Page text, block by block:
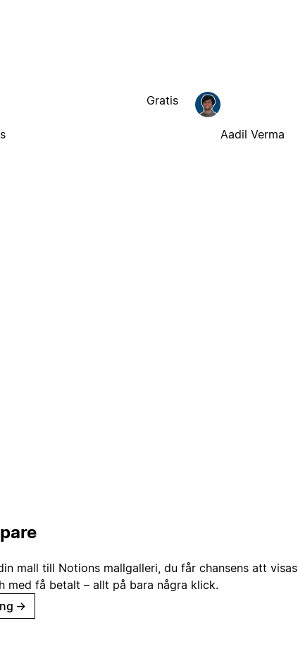
Gratis
Aadil Verma
mall till Notions mallgalleri, du får chansens att visas
med få betalt – allt på bara några klick.
→